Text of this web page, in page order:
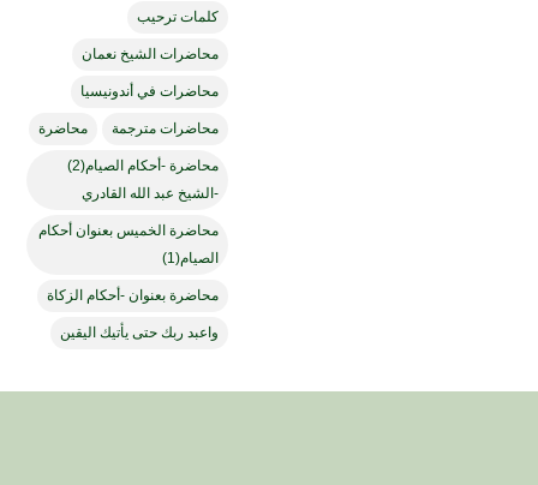
كلمات ترحيب
محاضرات الشيخ نعمان
محاضرات في أندونيسيا
محاضرات مترجمة محاضرة
محاضرة -أحكام الصيام(2)
-الشيخ عبد الله القادري
محاضرة الخميس بعنوان أحكام
الصيام(1)
محاضرة بعنوان -أحكام الزكاة
واعبد ربك حتى يأتيك اليقين